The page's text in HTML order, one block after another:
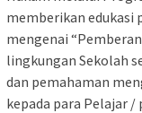
memberikan edukasi
mengenai
lingkungan Sekolah
dan pemahaman
kepada para Pelajar